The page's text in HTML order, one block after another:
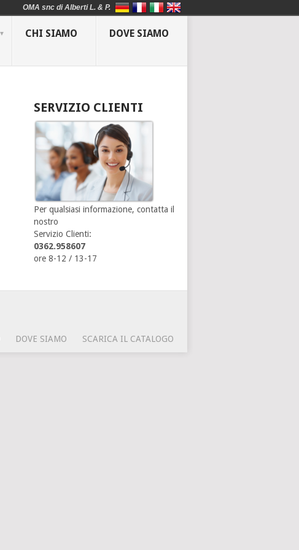
CHI SIAMO DOVE SIAMO
SERVIZIO CLIENTI
Per qualsiasi informazione, contatta il
nostro
Servizio Clienti:
0362.958607
ore 8-12 / 13-17
DOVE SIAMO SCARICA IL CATALOGO
OMA snc di Alberti L. & P.